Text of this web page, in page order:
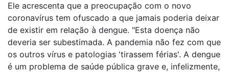
Ele acrescenta que a preocupação com o novo
coronavírus tem ofuscado a que jamais poderia deixar
de existir em relação à dengue. "Esta doença não
deveria ser subestimada. A pandemia não fez com que
os outros vírus e patologias 'tirassem férias'. A dengue
é um problema de saúde pública grave e, infelizmente,